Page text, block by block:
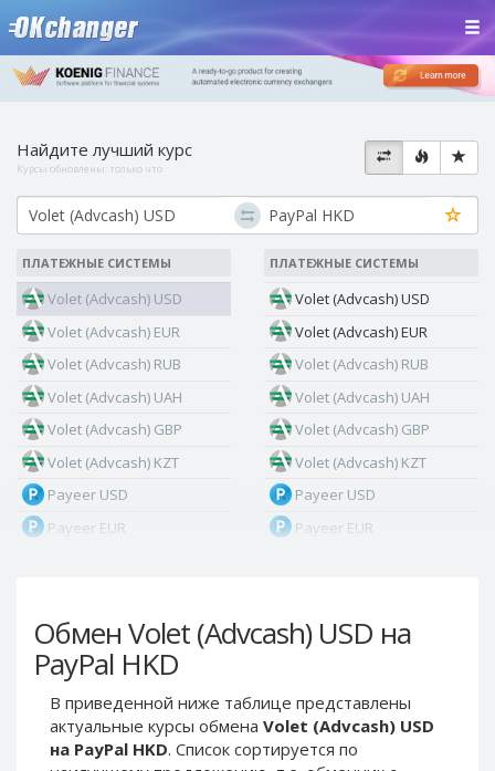
Обмен Volet (Advcash) USD на
PayPal HKD
В приведенной ниже таблице представлены
актуальные курсы обмена Volet (Advcash) USD
на PayPal HKD. Список сортируется по
Найдите лучший курс
Курсы обновлены: только что
ПЛАТЕЖНЫЕ СИСТЕМЫ
Volet (Advcash) USD
Volet (Advcash) EUR
Volet (Advcash) RUB
Volet (Advcash) UAH
Volet (Advcash) GBP
Volet (Advcash) KZT
Payeer USD
Payeer EUR
Payeer Tether ERC20
(USDT)
Payeer UAH
ЮMoney RUB
ЮMoney KZT
ПЛАТЕЖНЫЕ СИСТЕМЫ
Volet (Advcash) USD
Volet (Advcash) EUR
Volet (Advcash) RUB
Volet (Advcash) UAH
Volet (Advcash) GBP
Volet (Advcash) KZT
Payeer USD
Payeer EUR
Payeer Tether ERC20
(USDT)
ЮMoney RUB
ЮMoney KZT